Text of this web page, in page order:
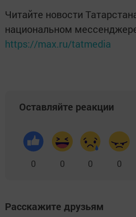
Читайте новости
национальном
https://max.ru/tatmedia
Оставляйте реакции
0 0 0 0
Расскажите друзьям